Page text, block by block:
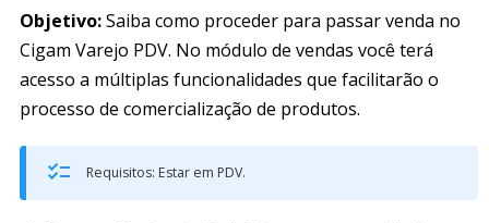
Objetivo:Saiba como proceder para passar venda no
Cigam Varejo PDV. No módulo de vendas você terá
acesso a múltiplas funcionalidades que facilitarão o
processo de comercialização de produtos.
Requisitos: Estar em PDV.